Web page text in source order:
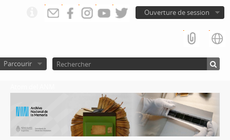
Ouverture de session
Parcourir